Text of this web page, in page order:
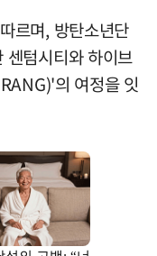
르며, 방탄소년단
텀시티와 하이브
의 여정을 잇